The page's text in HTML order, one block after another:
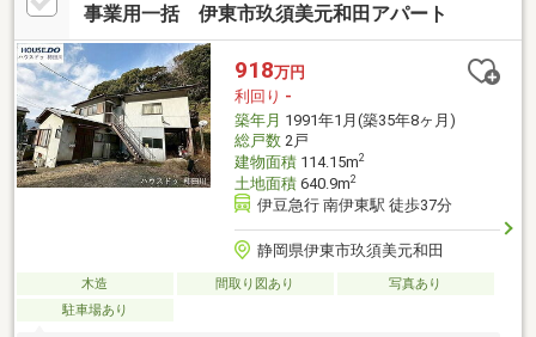
事業用一括 伊東市玖須美元和田アパート
918万円
利回り -
築年月 1991年1月(築35年8ヶ月)
総戸数2戸
建物面積114.15m2
土地面積640.9m2
伊豆急行 南伊東駅 徒歩37分
静岡県伊東市玖須美元和田
木造 間取り図あり
写真あり
駐車場あり